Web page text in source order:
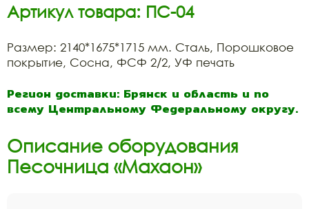
Артикул товара: ПС-04
Размер: 2140*1675*1715 мм. Сталь, Порошковое
покрытие, Сосна, ФСФ 2/2, УФ печать
Регион доставки: Брянск и область и по
всему Центральному Федеральному округу.
Описание оборудования
Песочница «Махаон»